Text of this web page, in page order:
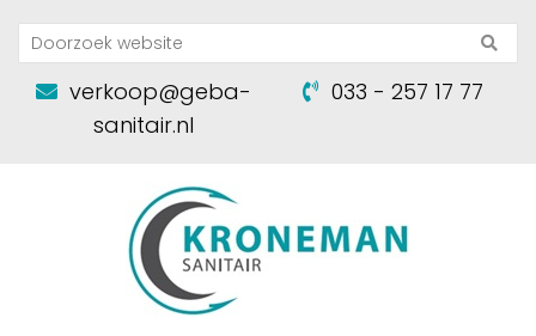
verkoop@geba-
sanitair.nl
033 - 257 17 77